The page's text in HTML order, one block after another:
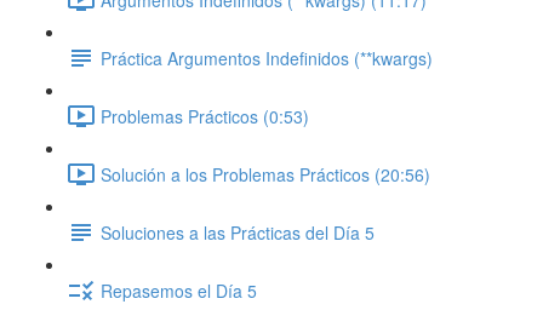
Práctica Argumentos Indefinidos (**kwargs)
Problemas Prácticos (0:53)
Solución a los Problemas Prácticos (20:56)
Soluciones a las Prácticas del Día 5
Repasemos el Día 5